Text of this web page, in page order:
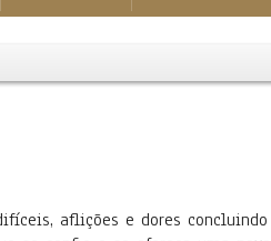
aflições e dores concluindo